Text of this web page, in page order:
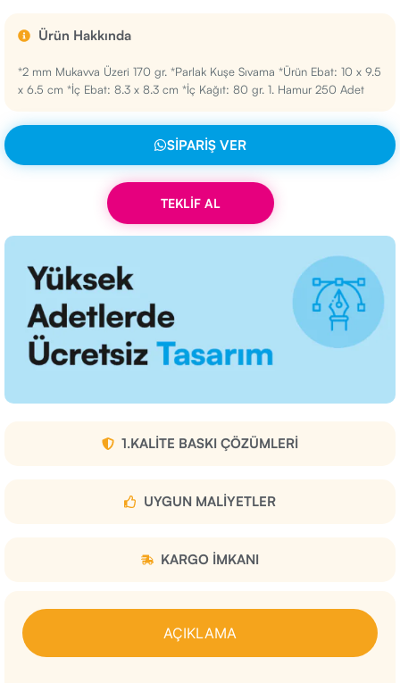
Ürün Hakkında
*2 mm Mukavva Üzeri 170 gr. *Parlak Kuşe Sıvama *Ürün Ebat: 10 x 9.5
x 6.5 cm *İç Ebat: 8.3 x 8.3 cm *İç Kağıt: 80 gr. 1. Hamur 250 Adet
SIPARIŞ VER
TEKLİF AL
1.KALITE BASKI ÇÖZÜMLERI
UYGUN MALIYETLER
KARGO IMKANI
AÇIKLAMA